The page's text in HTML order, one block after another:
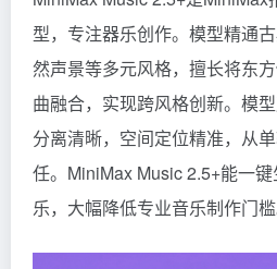
型，专注器乐创作。模型精通
然声景等多元风格，擅长将东
曲融合，实现跨风格创新。模
分离清晰，空间定位精准，从
任。MiniMax Music 2.5+能一
乐，大幅降低专业音乐制作门槛